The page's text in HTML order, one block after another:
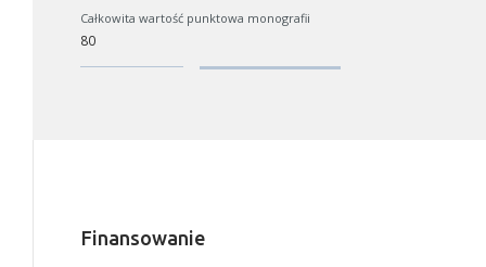
Całkowita wartość punktowa monografii
80
Finansowanie